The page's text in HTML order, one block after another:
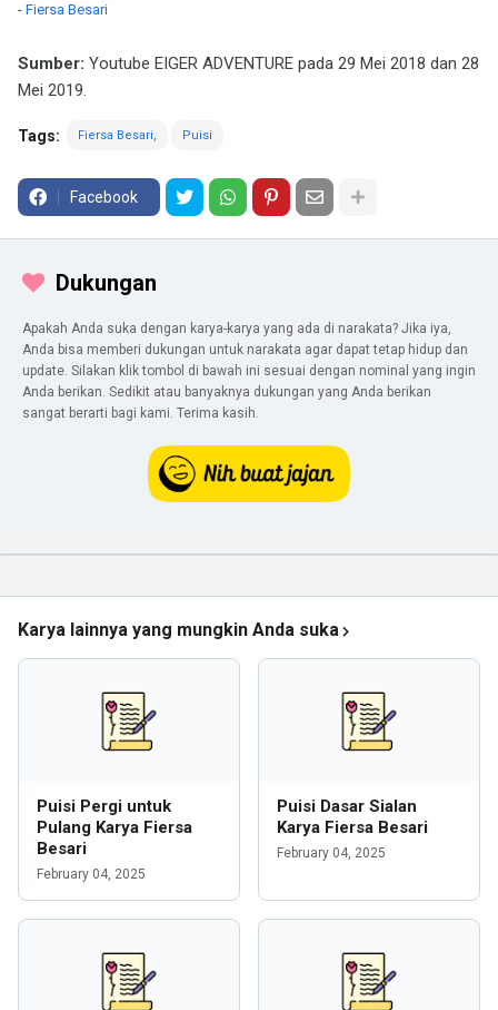
- Fiersa Besari
Sumber: Youtube EIGER ADVENTURE pada 29 Mei 2018 dan 28
Mei 2019.
Tags: Fiersa Besari Puisi
Facebook
Dukungan
Apakah Anda suka dengan karya-karya yang ada di narakata? Jika iya,
Anda bisa memberi dukungan untuk narakata agar dapat tetap hidup dan
update. Silakan klik tombol di bawah ini sesuai dengan nominal yang ingin
Anda berikan. Sedikit atau banyaknya dukungan yang Anda berikan
sangat berarti bagi kami. Terima kasih.
Karya lainnya yang mungkin Anda suka
Puisi Pergi untuk
Pulang Karya Fiersa
Besari
February 04, 2025
Puisi Dasar Sialan
Karya Fiersa Besari
February 04, 2025